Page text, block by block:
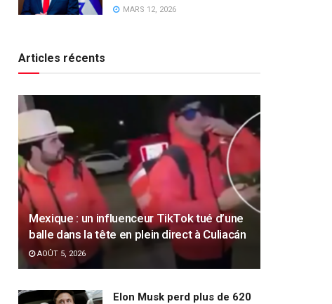
MARS 12, 2026
Articles récents
Mexique : un influenceur TikTok tué d’une
balle dans la tête en plein direct à Culiacán
AOÛT 5, 2026
Elon Musk perd plus de 620